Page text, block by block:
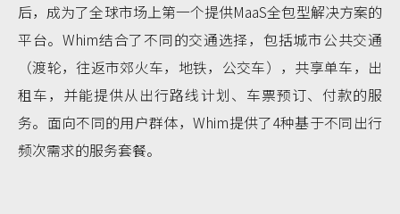
后，成为了全球市场上第一个提供MaaS全包型解决方案的
平台。Whim结合了不同的交通选择，包括城市公共交通
（渡轮，往返市郊火车，地铁，公交车），共享单车，出
租车，并能提供从出行路线计划、车票预订、付款的服
务。面向不同的用户群体，Whim提供了4种基于不同出行
频次需求的服务套餐。